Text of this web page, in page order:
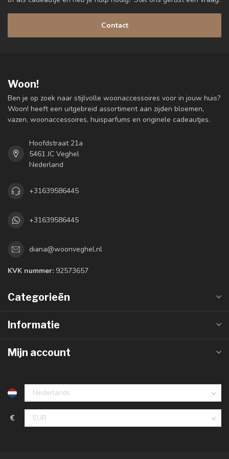
Contact
Woon!
Ben je op zoek naar stijlvolle woonaccessoires voor in jouw huis?
Woon! heeft een uitgebreid assortiment aan zijden bloemen,
vazen, woonaccessoires, huisparfums en originele cadeautjes.
Hoofdstraat 21a
5461 JC Veghel
Nederland
+31639586445
+31639586445
diana@woonveghel.nl
KVK nummer: 92573657
Categorieën
Informatie
Mijn account
€